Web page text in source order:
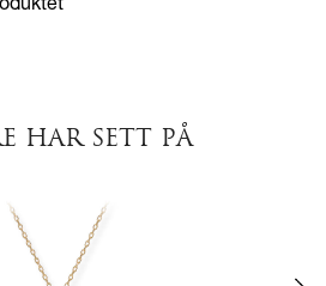
HAR SETT PÅ